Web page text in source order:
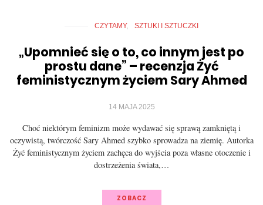
CZYTAMY SZTUKI I SZTUCZKI
„Upomnieć się o to, co innym jest po
prostu dane” – recenzja Żyć
feministycznym życiem Sary Ahmed
14 MAJA 2025
Choć niektórym feminizm może wydawać się sprawą zamkniętą i
oczywistą, twórczość Sary Ahmed szybko sprowadza na ziemię. Autorka
Żyć feministycznym życiem zachęca do wyjścia poza własne otoczenie i
dostrzeżenia świata,…
ZOBACZ